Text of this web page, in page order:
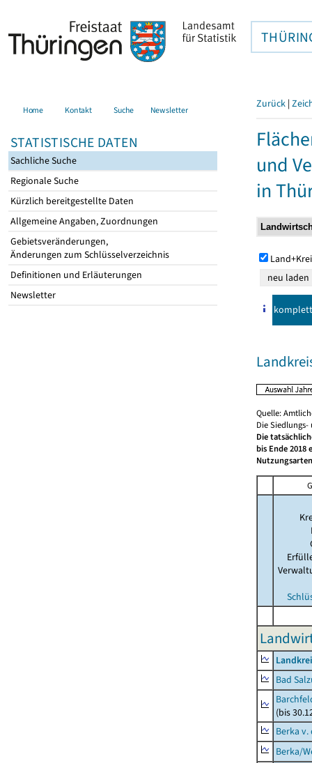
Home Kontakt Suche Newsletter
STATISTISCHE DATEN
Sachliche Suche
Regionale Suche
Kürzlich bereitgestellte Daten
Allgemeine Angaben, Zuordnungen
Gebietsveränderungen,
Änderungen zum Schlüsselverzeichnis
Definitionen und Erläuterungen
Newsletter
Zurück |
und
in
komplett
Quelle:
Die
Die
bis Ende
Bad
(bis
Berka v.
Berka/